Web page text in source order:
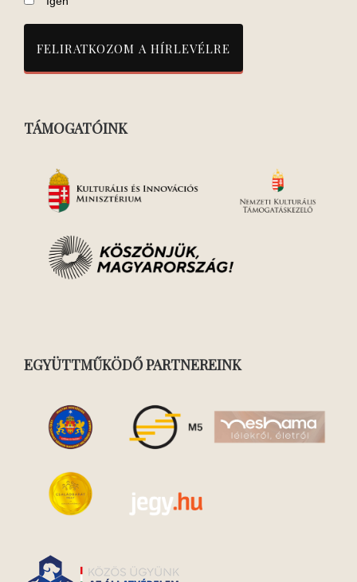
TÁMOGATÓINK
EGYÜTTMŰKÖDŐ PARTNEREINK